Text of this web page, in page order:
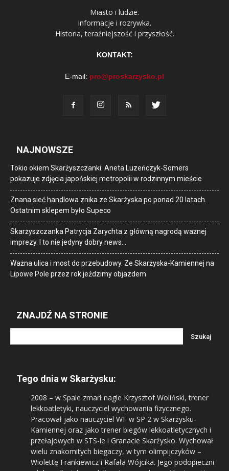
Miasto i ludzie.
Informacje i rozrywka.
Historia, teraźniejszość i przyszłość.
KONTAKT:
E-mail: pro@proskarzysko.pl
NAJNOWSZE
Tokio okiem Skarżyszczanki. Aneta Luzeńczyk-Somers
pokazuje zdjęcia japońskiej metropolii w rodzinnym mieście
Znana sieć handlowa znika ze Skarżyska po ponad 20 latach.
Ostatnim sklepem było Supeco
Skarżyszczanka Patrycja Zarychta z główną nagrodą ważnej
imprezy. I to nie jedyny dobry news…
Ważna ulica i most do przebudowy. Ze Skarżyska-Kamiennej na
Lipowe Pole przez rok jeździmy objazdem
ZNAJDŹ NA STRONIE
Tego dnia w Skarżysku:
2008 – w Spale zmarł nagle Krzysztof Woliński, trener
lekkoatletyki, nauczyciel wychowania fizycznego.
Pracował jako nauczyciel WF w SP 2 w Skarżysku-
Kamiennej oraz jako trener biegów lekkoatletycznych i
przełajowych w STS-ie i Granacie Skarżysko. Wychował
wielu znakomitych biegaczy, w tym olimpijczyków –
Wiolettę Frankiewicz i Rafała Wójcika. Jego podopieczni